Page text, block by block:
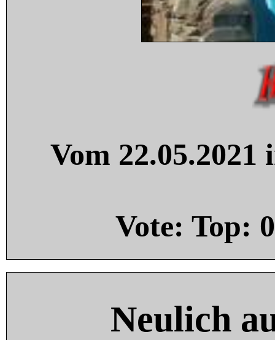
Vom
Vote: Top: 0
Neulich